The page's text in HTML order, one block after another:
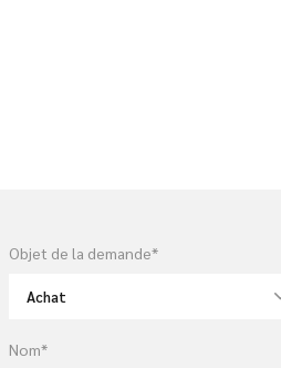
Objet de la demande*
Achat
Nom*